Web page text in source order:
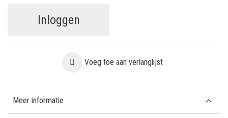
Inloggen
Voeg toe aan verlanglijst
Meer informatie